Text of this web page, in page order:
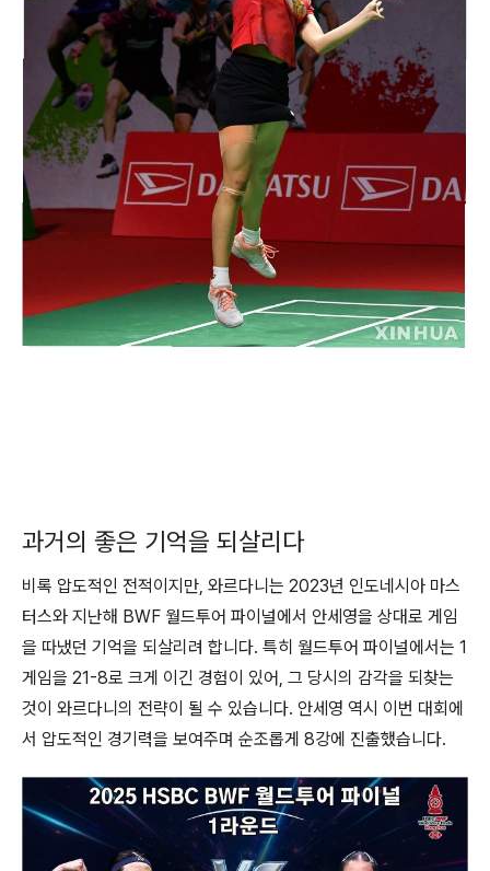
과거의 좋은 기억을 되살리다
비록 압도적인 전적이지만, 와르다니는 2023년 인도네시아 마스
터스와 지난해 BWF 월드투어 파이널에서 안세영을 상대로 게임
을 따냈던 기억을 되살리려 합니다. 특히 월드투어 파이널에서는 1
게임을 21-8로 크게 이긴 경험이 있어, 그 당시의 감각을 되찾는
것이 와르다니의 전략이 될 수 있습니다. 안세영 역시 이번 대회에
서 압도적인 경기력을 보여주며 순조롭게 8강에 진출했습니다.